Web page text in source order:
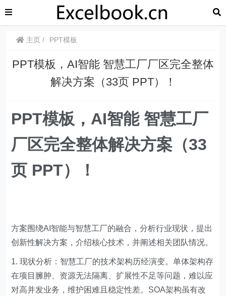
主页 PPT模板
PPT模板，AI智能 智慧工厂厂区完全整体
解决方案（33页 PPT）！
PPT模板，AI智能 智慧工厂
厂区完全整体解决方案（33
页 PPT）！
方案围绕AI智能与智慧工厂的融合，分析行业现状，提出
创新性解决方案，介绍核心技术，并阐述相关团队情况。
1. 现状分析：智慧工厂的技术架构历经演变。单体架构存
在项目臃肿、资源无法隔离、扩展性不足等问题，难以应
对高并发业务，维护困难且稳定性差。SOA架构虽有改